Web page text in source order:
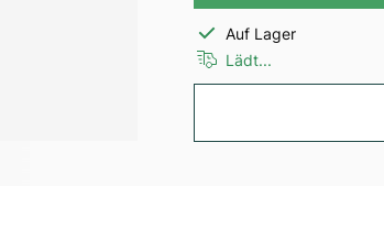
Auf Lager
Lädt...